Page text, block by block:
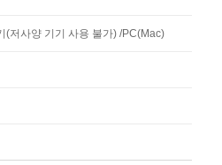
(저사양 기기 사용 불가) /PC(Mac)